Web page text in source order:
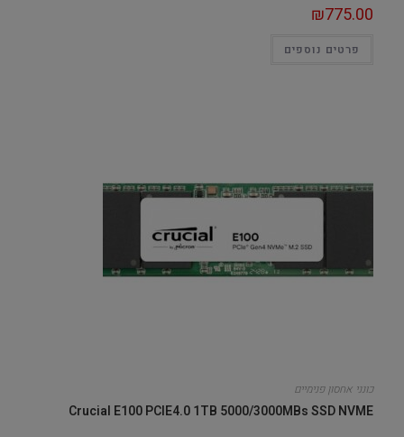
₪775.00
פרטים נוספים
כונני אחסון פנימיים
Crucial E100 PCIE4.0 1TB 5000/3000MBs SSD NVME